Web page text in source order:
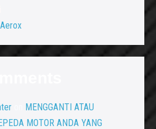
MENGGANTI ATAU
MOTOR ANDA YANG